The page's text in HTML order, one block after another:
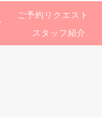
ご予約リクエスト
スタッフ紹介